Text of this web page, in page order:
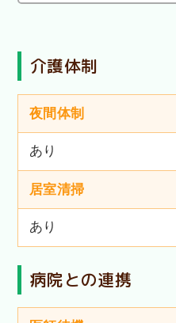
介護体制
夜間体制
あり
居室清掃
あり
病院との連携